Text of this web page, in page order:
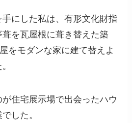
にした私は、有形文化財指
を瓦屋根に葺き替えた築
をモダンな家に建て替えよ
住宅展示場で出会ったハウ
した。